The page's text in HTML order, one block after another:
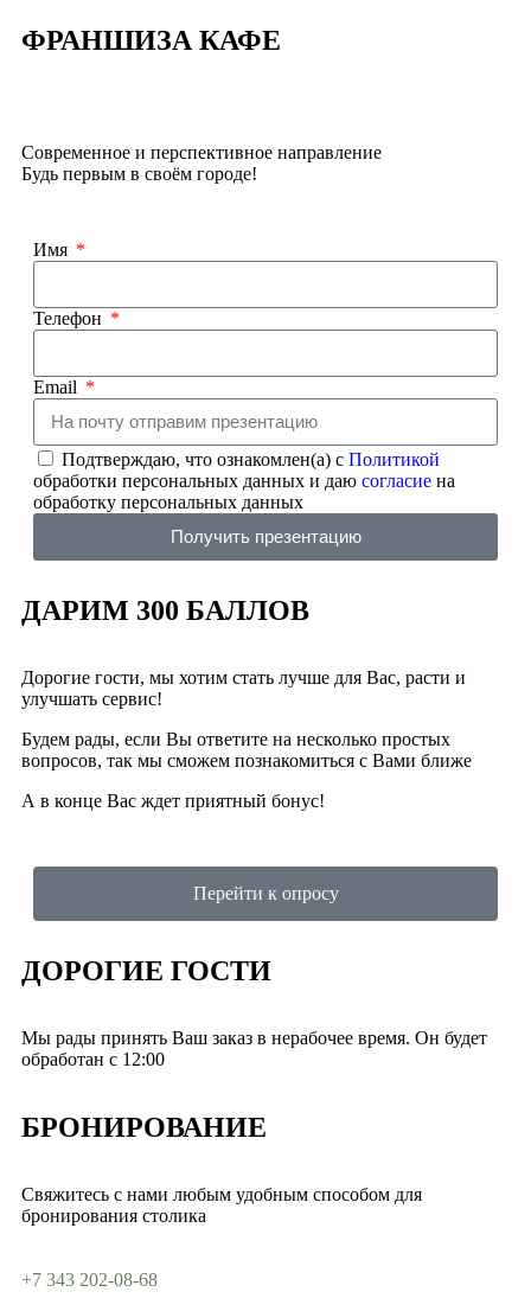
ФРАНШИЗА КАФЕ
Современное и перспективное направление
Будь первым в своём городе!
Имя
Телефон
Email
Подтверждаю, что ознакомлен(а) с Политикой
обработки персональных данных и даю согласие на
обработку персональных данных
Получить презентацию
ДАРИМ 300 БАЛЛОВ
Дорогие гости, мы хотим стать лучше для Вас, расти и
улучшать сервис!
Будем рады, если Вы ответите на несколько простых
вопросов, так мы сможем познакомиться с Вами ближе
А в конце Вас ждет приятный бонус!
Перейти к опросу
ДОРОГИЕ ГОСТИ
Мы рады принять Ваш заказ в нерабочее время. Он будет
обработан с 12:00
БРОНИРОВАНИЕ
Свяжитесь с нами любым удобным способом для
бронирования столика
+7 343 202-08-68